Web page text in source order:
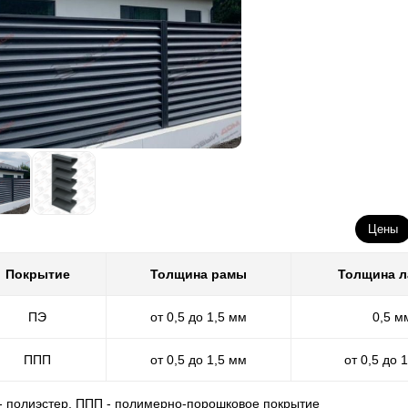
Цены
Покрытие Толщина рамы Толщина
ПЭ от 0,5 до 1,5 мм 0,5
ППП от 0,5 до 1,5 мм от 0,5 до
полиэстер, ППП - полимерно-порошковое покрытие